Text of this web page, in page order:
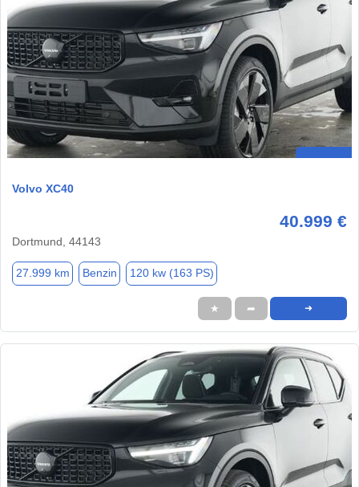
Volvo XC40
40.999 €
Dortmund, 44143
27.999 km Benzin 120 kw (163 PS)
★ ➦ ➜